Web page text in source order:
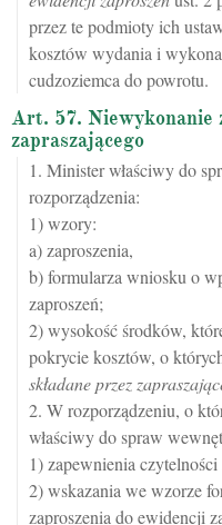
przez te podmioty ich
kosztów wydania i
cudzoziemca do powrotu.
Art. 57. Niewykonanie
zapraszającego
1. Minister właściwy do
rozporządzenia:
1) wzory:
a) zaproszenia,
b) formularza wniosku o
zaproszeń;
2) wysokość środków,
pokrycie kosztów, o
składane przez
2. W rozporządzeniu, o
właściwy do spraw
1) zapewnienia
2) wskazania we wzorze
zaproszenia do ewidencji